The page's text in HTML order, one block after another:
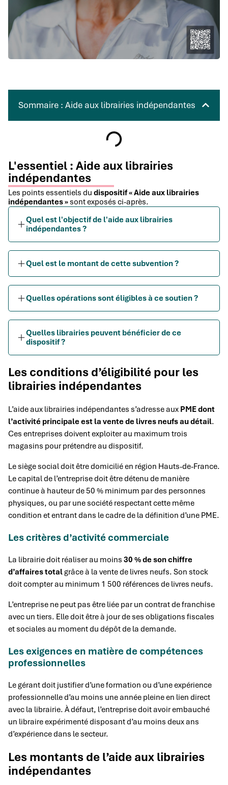
Sommaire : Aide aux librairies indépendantes
L'essentiel : Aide aux librairies
indépendantes
Les points essentiels du dispositif « Aide aux librairies
indépendantes » sont exposés ci-après.
Quel est l'objectif de l'aide aux librairies
indépendantes ?
Quel est le montant de cette subvention ?
Quelles opérations sont éligibles à ce soutien ?
Quelles librairies peuvent bénéficier de ce
dispositif ?
Les conditions d’éligibilité pour les
librairies indépendantes
L’aide aux librairies indépendantes s’adresse aux PME dont
l’activité principale est la vente de livres neufs au détail.
Ces entreprises doivent exploiter au maximum trois
magasins pour prétendre au dispositif.
Le siège social doit être domicilié en région Hauts-de-France.
Le capital de l’entreprise doit être détenu de manière
continue à hauteur de 50 % minimum par des personnes
physiques, ou par une société respectant cette même
condition et entrant dans le cadre de la définition d’une PME.
Les critères d’activité commerciale
La librairie doit réaliser au moins 30 % de son chiffre
d’affaires totalgrâce à la vente de livres neufs. Son stock
doit compter au minimum 1 500 références de livres neufs.
L’entreprise ne peut pas être liée par un contrat de franchise
avec un tiers. Elle doit être à jour de ses obligations fiscales
et sociales au moment du dépôt de la demande.
Les exigences en matière de compétences
professionnelles
Le gérant doit justifier d’une formation ou d’une expérience
professionnelle d’au moins une année pleine en lien direct
avec la librairie. À défaut, l’entreprise doit avoir embauché
un libraire expérimenté disposant d’au moins deux ans
d’expérience dans le secteur.
Les montants de l’aide aux librairies
indépendantes